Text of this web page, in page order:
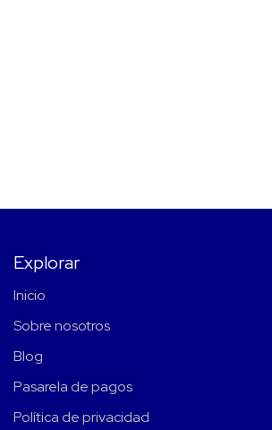
Explorar
Inicio
Sobre nosotros
Blog
Pasarela de pagos
Política de privacidad